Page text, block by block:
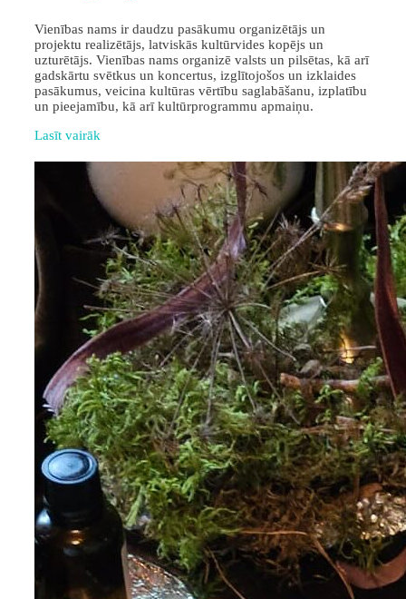
Vienības nams ir daudzu pasākumu organizētājs un
projektu realizētājs, latviskās kultūrvides kopējs un
uzturētājs. Vienības nams organizē valsts un pilsētas, kā arī
gadskārtu svētkus un koncertus, izglītojošos un izklaides
pasākumus, veicina kultūras vērtību saglabāšanu, izplatību
un pieejamību, kā arī kultūrprogrammu apmaiņu.
Lasīt vairāk